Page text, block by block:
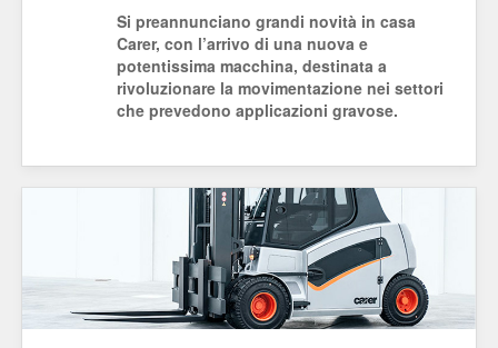
Si preannunciano grandi novità in casa
Carer, con l’arrivo di una nuova e
potentissima macchina, destinata a
rivoluzionare la movimentazione nei settori
che prevedono applicazioni gravose.